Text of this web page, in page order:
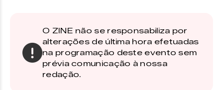
O ZINE não se responsabiliza por
alterações de última hora efetuadas
na programação deste evento sem
prévia comunicação à nossa
redação.